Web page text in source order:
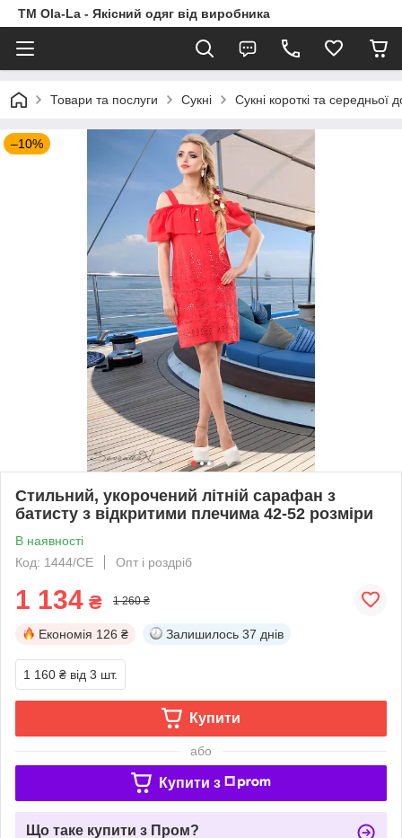
TM Ola-La - Якісний одяг від виробника
Товари та послуги Сукні Сукні короткі та середньої
–10%
Стильний, укорочений літній сарафан з
батисту з відкритими плечима 42-52 розміри
В наявності
Код: 1444/СЕ
Опт і роздріб
1 134 ₴ 1 260 ₴
Економія 126 ₴ Залишилось 37 днів
1 160 ₴ від 3 шт.
Купити
або
Купити з
Що таке купити з Пром?